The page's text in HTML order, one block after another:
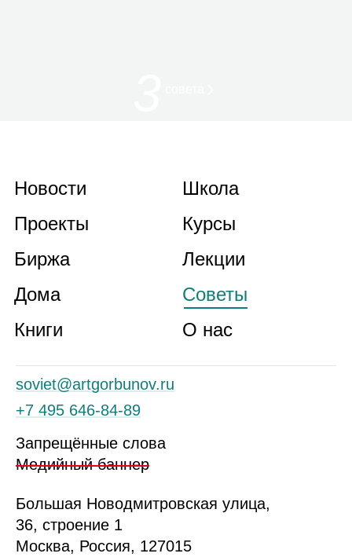
Новости
Проекты
Биржа
Дома
Книги
Школа
Курсы
Лекции
Советы
О нас
soviet@artgorbunov.ru
+7 495 646‑84‑89
Запрещённые слова
Медийный баннер
Большая Новодмитровская улица,
36, строение 1
Москва, Россия, 127015